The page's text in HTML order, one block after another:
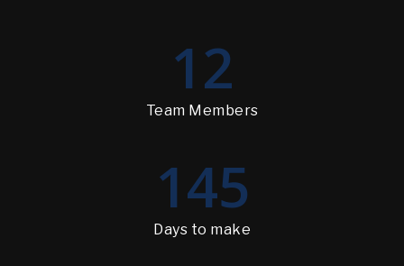
12
Team Members
145
Days to make